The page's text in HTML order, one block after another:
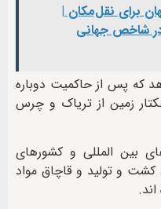
برای نقل‌مکان |
در شاخص جهانی
که پس از حاکمیت دوباره
بیش از ۱۵ هزار هکتار زمین از تریاک و چرس
بین المللی و کشورهای
کشت و تولید و قاچاق مواد